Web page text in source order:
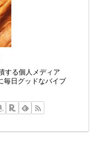
する個人メディア
毎日グッドなバイブ